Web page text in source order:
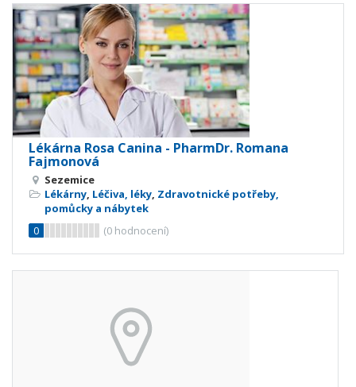
Lékárna Rosa Canina - PharmDr. Romana
Fajmonová
Sezemice
Lékárny, Léčiva, léky, Zdravotnické potřeby,
pomůcky a nábytek
0
(0 hodnocení)